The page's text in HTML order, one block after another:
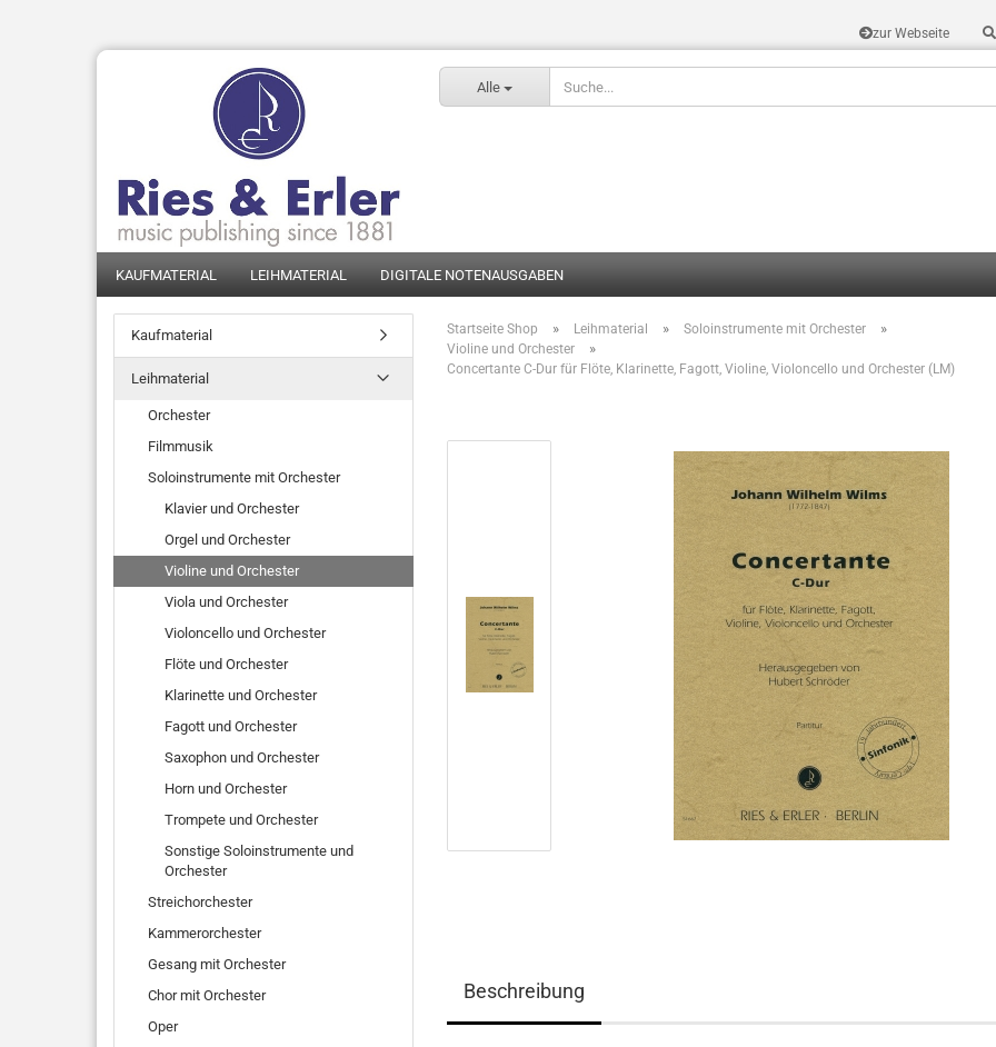
zur Webseite
Passwort
Alle
KAUFMATERIAL LEIHMATERIAL DIGITALE NOTENAUSGABEN
Startseite Shop » Leihmaterial » Soloinstrumente mit Orchester »
Violine und Orchester »
Concertante C-Dur für Flöte, Klarinette, Fagott, Violine, Violoncello und Orchester (LM)
Beschreibung
Kaufmaterial
Leihmaterial
Orchester
Filmmusik
Soloinstrumente mit Orchester
Klavier und Orchester
Orgel und Orchester
Violine und Orchester
Viola und Orchester
Violoncello und Orchester
Flöte und Orchester
Klarinette und Orchester
Fagott und Orchester
Saxophon und Orchester
Horn und Orchester
Trompete und Orchester
Sonstige Soloinstrumente und
Orchester
Streichorchester
Kammerorchester
Gesang mit Orchester
Chor mit Orchester
Oper